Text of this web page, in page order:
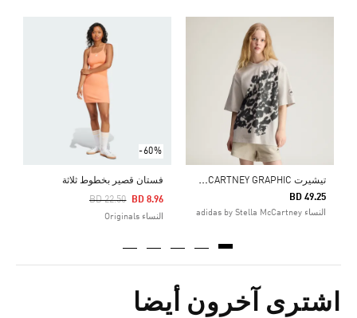
ت
يشيرت ADIDAS BY STELLA MCCARTNEY GRAPHIC
BD 49.25
النساء adidas by Stella McCartney
-60%
فستان قصير بخطوط ثلاثة
Price Reduced From
BD 22.50
To BD 8.96
النساء Originals
Price Reduced From
اشترى آخرون أيضا